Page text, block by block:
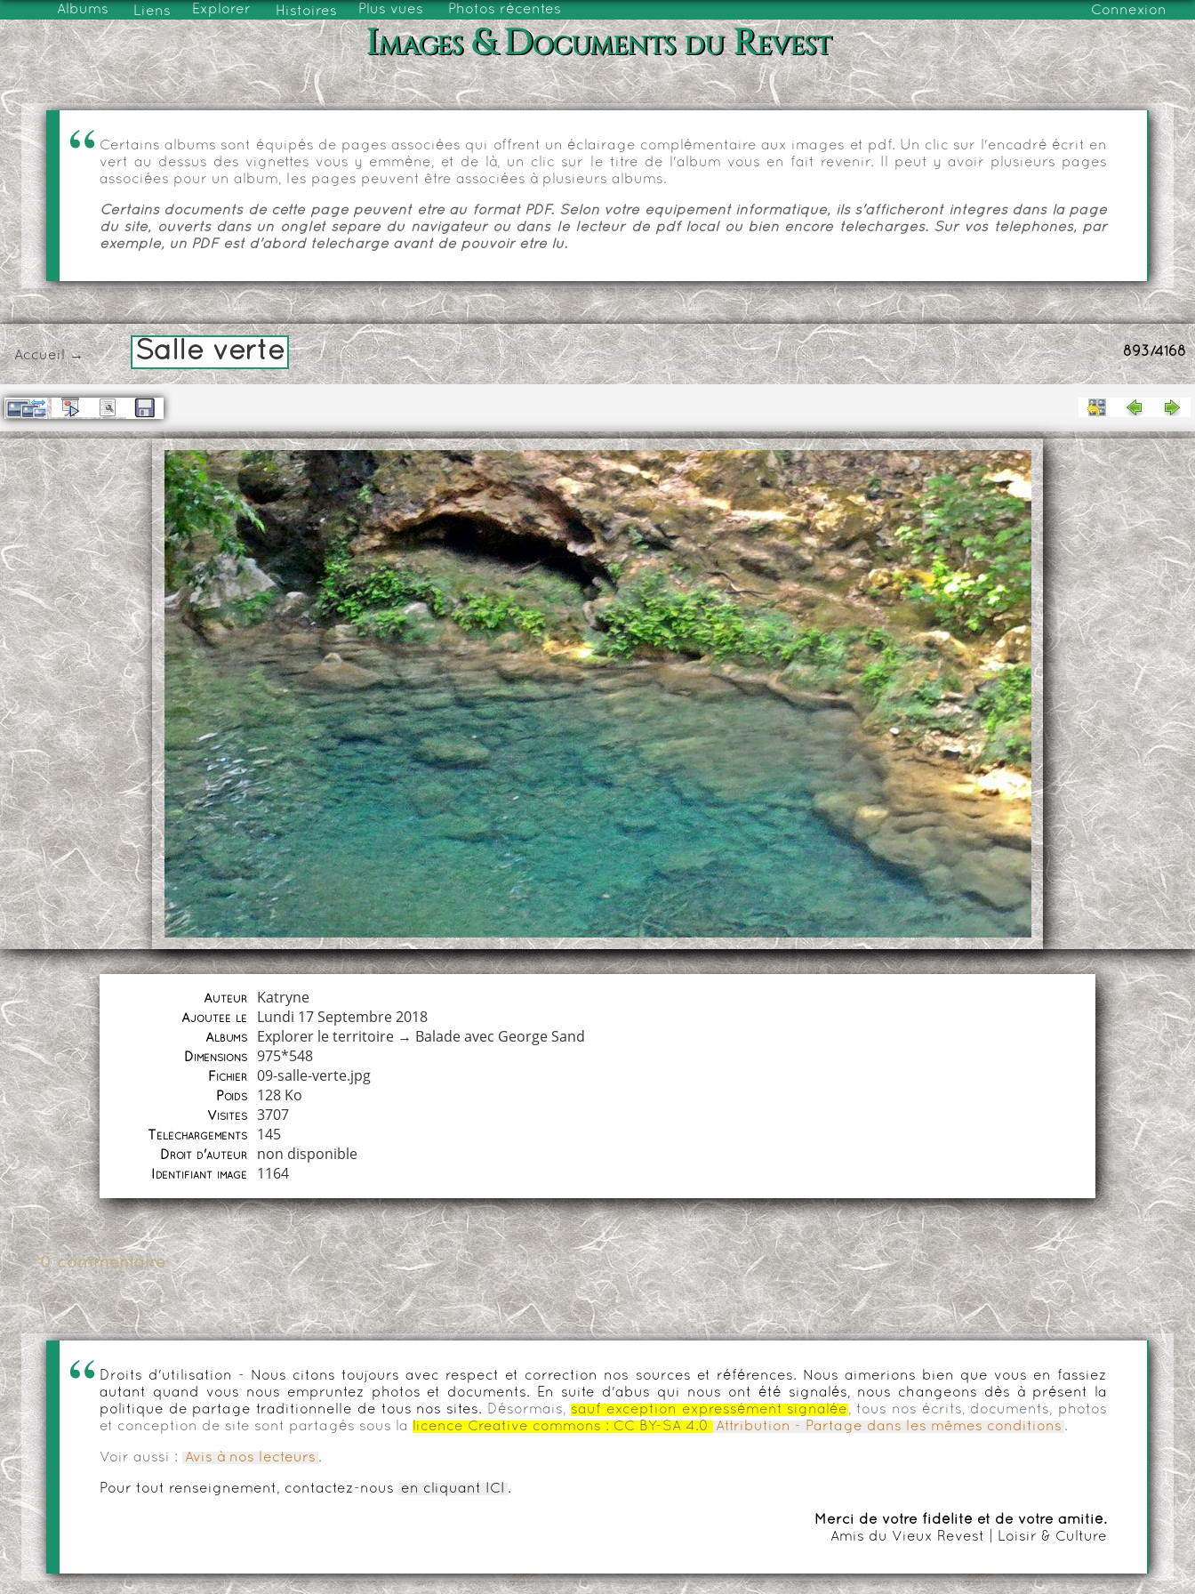
Albums Liens Explorer Histoires Plus vues Photos récentes Connexion
Images & Documents du Revest
Certains albums sont équipés de pages associées qui offrent un éclairage complémentaire aux images et pdf. Un clic sur l'encadré écrit en
vert au dessus des vignettes vous y emmène, et de là, un clic sur le titre de l'album vous en fait revenir. Il peut y avoir plusieurs pages
associées pour un album, les pages peuvent être associées à plusieurs albums.
Certains documents de cette page peuvent être au format PDF. Selon votre équipement informatique, ils s'afficheront intégrés dans la page
du site, ouverts dans un onglet séparé du navigateur ou dans le lecteur de pdf local ou bien encore téléchargés. Sur vos téléphones, par
exemple, un PDF est d'abord téléchargé avant de pouvoir être lu.
893/4168
Accueil→ Salle verte
Auteur Katryne
Ajoutée le Lundi 17 Septembre 2018
Albums Explorer le territoire → Balade avec George Sand
Dimensions 975*548
Fichier 09-salle-verte.jpg
Poids 128 Ko
Visites 3707
Téléchargements 145
Droit d'auteur non disponible
Identifiant image 1164
0 commentaire
Droits d'utilisation - Nous citons toujours avec respect et correction nos sources et références. Nous aimerions bien que vous en fassiez
autant quand vous nous empruntez photos et documents. En suite d'abus qui nous ont été signalés, nous changeons dès à présent la
politique de partage traditionnelle de tous nos sites.
Désormais, sauf exception expressément signalée , tous nos écrits, documents, photos
et conception de site sont partagés sous la
licence Creative commons : CC BY-SA 4.0 Attribution - Partage dans les mêmes conditions .
Voir aussi : Avis à nos lecteurs .
Pour tout renseignement, contactez-nous en cliquant ICI .
Merci de votre fidélité et de votre amitié.
Amis du Vieux Revest | Loisir & Culture